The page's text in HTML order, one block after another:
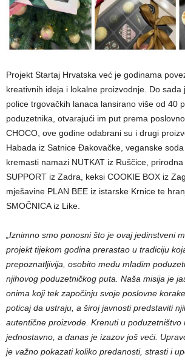
Projekt Startaj Hrvatska već je godinama
kreativnih ideja i lokalne proizvodnje. Do sada
police trgovačkih lanaca lansirano više od 40
poduzetnika, otvarajući im put prema
CHOCO, ove godine odabrani su i drugi
Habada iz Satnice Đakovačke, veganske soda
kremasti namazi NUTKAT iz Ruščice,
SUPPORT iz Zadra, keksi COOKIE BOX iz
mješavine PLAN BEE iz istarske Krnice te
SMOČNICA iz Like.
„Iznimno smo ponosni što je ovaj jedinstveni
projekt tijekom godina prerastao u tradiciju
prepoznatljivija, osobito među mladim
njihovog poduzetničkog puta. Naša misija je
onima koji tek započinju svoje poslovne
poticaj da ustraju, a široj javnosti predstaviti
autentične proizvode. Krenuti u poduzetništvo
jednostavno, a danas je izazov još veći.
je važno pokazati koliko predanosti, strasti i